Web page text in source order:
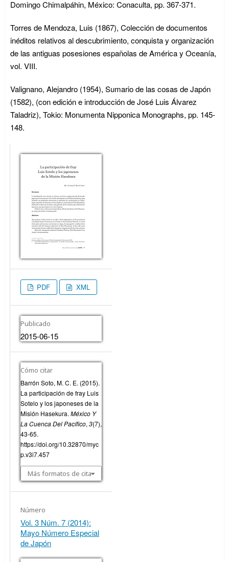
Domingo Chimalpáhin, México: Conaculta, pp. 367-371.
Torres de Mendoza, Luis (1867), Colección de documentos
inéditos relativos al descubrimiento, conquista y organización
de las antiguas posesiones españolas de América y Oceanía,
vol. VIII.
Valignano, Alejandro (1954), Sumario de las cosas de Japón
(1582), (con edición e introducción de José Luis Álvarez
Taladriz), Tokio: Monumenta Nipponica Monographs, pp. 145-
148.
PDF XML
Publicado
2015-06-15
Cómo citar
Barrón Soto, M. C. E. (2015).
La participación de fray Luis
Sotelo y los japoneses de la
Misión Hasekura. México Y
La Cuenca Del Pacífico, 3(7),
43-65.
https://doi.org/10.32870/myc
p.v3i7.457
Más formatos de cita
Número
Vol. 3 Núm. 7 (2014):
Mayo Número Especial
de Japón